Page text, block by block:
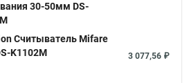
30-50мм DS-
Считыватель Mifare
K1102M
3 077,56 ₽